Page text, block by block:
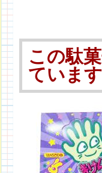
この駄
ていま